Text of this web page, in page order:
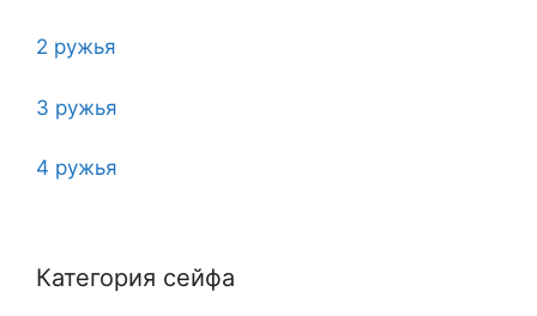
2 ружья
3 ружья
4 ружья
6
Категория сейфа